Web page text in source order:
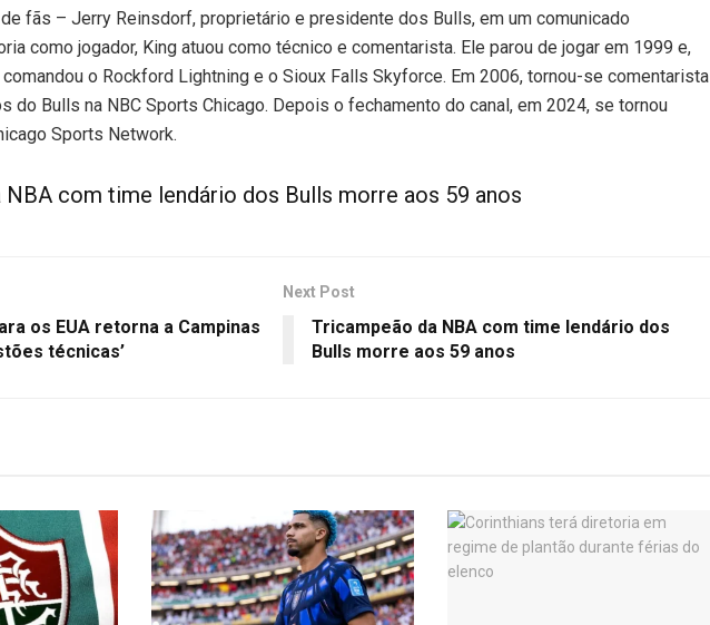
fãs – Jerry Reinsdorf, proprietário e presidente dos Bulls, em um comunicado
como jogador, King atuou como técnico e comentarista. Ele parou de jogar em 1999 e,
o Rockford Lightning e o Sioux Falls Skyforce. Em 2006, tornou-se comentarista
do Bulls na NBC Sports Chicago. Depois o fechamento do canal, em 2024, se tornou
Sports Network.
NBA com time lendário dos Bulls morre aos 59 anos
os EUA retorna a Campinas
técnicas’
Next Post
Tricampeão da NBA com time lendário dos
Bulls morre aos 59 anos